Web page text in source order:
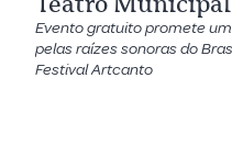
Evento gratuito promete
pelas raízes sonoras do
Festival Artcanto